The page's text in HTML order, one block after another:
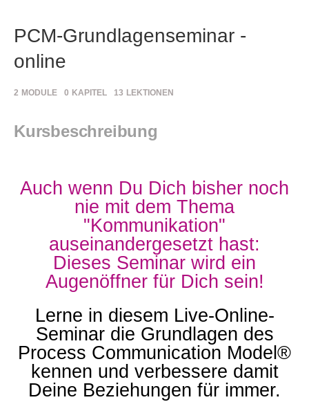
PCM-Grundlagenseminar -
online
2 MODULE 0 KAPITEL 13 LEKTIONEN
Kursbeschreibung
Auch wenn Du Dich bisher noch
nie mit dem Thema
"Kommunikation"
auseinandergesetzt hast:
Dieses Seminar wird ein
Augenöffner für Dich sein!
Lerne in diesem Live-Online-
Seminar die Grundlagen des
Process Communication Model®
kennen und verbessere damit
Deine Beziehungen für immer.